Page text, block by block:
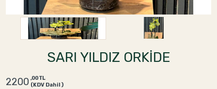
SARI YILDIZ ORKİDE
2200 ,00 TL
(KDV Dahil)